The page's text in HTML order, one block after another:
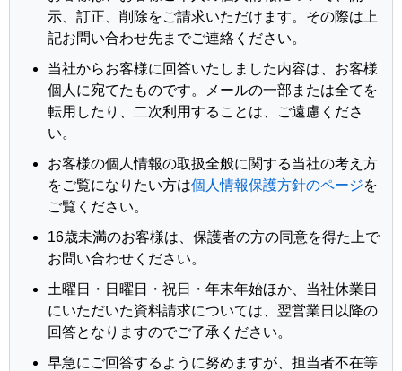
示、訂正、削除をご請求いただけます。その際は上
記お問い合わせ先までご連絡ください。
当社からお客様に回答いたしました内容は、お客様
個人に宛てたものです。メールの一部または全てを
転用したり、二次利用することは、ご遠慮くださ
い。
お客様の個人情報の取扱全般に関する当社の考え方
をご覧になりたい方は個人情報保護方針のページを
ご覧ください。
16歳未満のお客様は、保護者の方の同意を得た上で
お問い合わせください。
土曜日・日曜日・祝日・年末年始ほか、当社休業日
にいただいた資料請求については、翌営業日以降の
回答となりますのでご了承ください。
早急にご回答するように努めますが、担当者不在等